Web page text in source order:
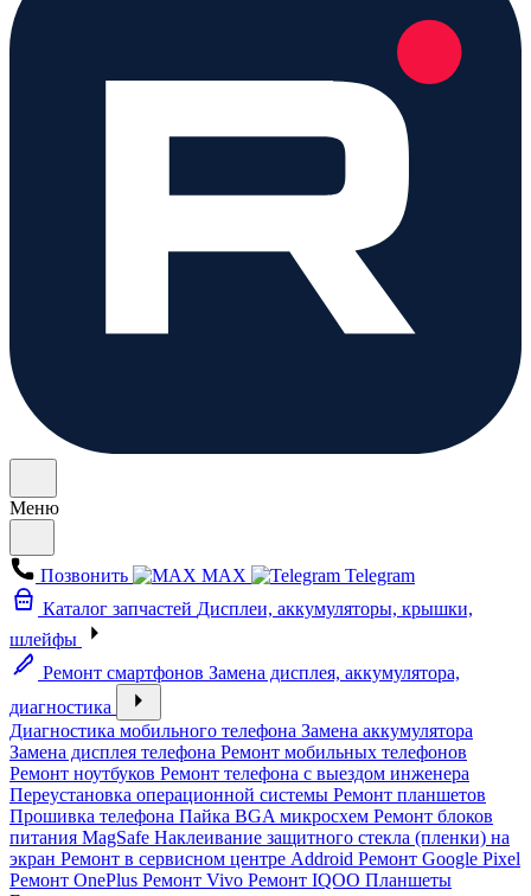
Меню
Позвонить MAX
Telegram
Каталог запчастей Дисплеи, аккумуляторы, крышки,
шлейфы
Ремонт смартфонов Замена дисплея, аккумулятора,
диагностика
Диагностика мобильного телефона Замена аккумулятора
Замена дисплея телефона Ремонт мобильных телефонов
Ремонт ноутбуков Ремонт телефона с выездом инженера
Переустановка операционной системы Ремонт планшетов
Прошивка телефона Пайка BGA микросхем Ремонт блоков
питания MagSafe Наклеивание защитного стекла (пленки) на
экран Ремонт в сервисном центре Addroid Ремонт Google Pixel
Ремонт OnePlus Ремонт Vivo Ремонт IQOO Планшеты